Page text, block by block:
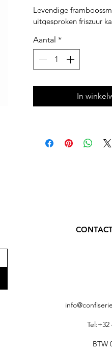
Levendige
uitgesproken friszuur
impulsproduct.
Ingrediënten
Zoetstoffen (maltitol,
aroma’s, kleurstoffen,
en glansmiddelen.
Koolhydraten: 90 g
Aantal *
In
Tel:+32
BTW